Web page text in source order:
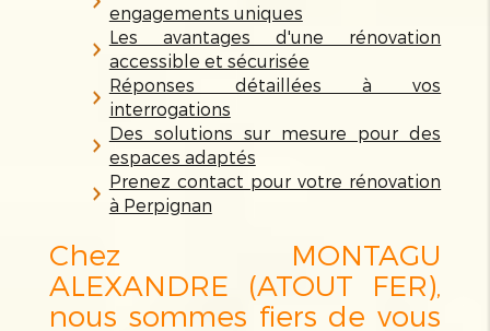
engagements uniques
Les avantages d'une rénovation
accessible et sécurisée
Réponses détaillées à vos
interrogations
Des solutions sur mesure pour des
espaces adaptés
Prenez contact pour votre rénovation
à Perpignan
Chez MONTAGU
ALEXANDRE (ATOUT FER),
nous sommes fiers de vous